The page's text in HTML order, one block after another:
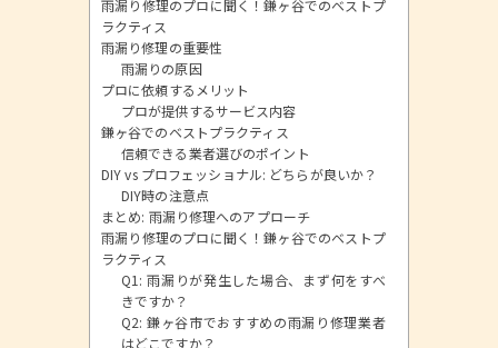
雨漏り修理のプロに聞く！鎌ヶ谷でのベストプ
ラクティス
雨漏り修理の重要性
雨漏りの原因
プロに依頼するメリット
プロが提供するサービス内容
鎌ヶ谷でのベストプラクティス
信頼できる業者選びのポイント
DIY vs プロフェッショナル: どちらが良いか？
DIY時の注意点
まとめ: 雨漏り修理へのアプローチ
雨漏り修理のプロに聞く！鎌ヶ谷でのベストプ
ラクティス
Q1: 雨漏りが発生した場合、まず何をすべ
きですか？
Q2: 鎌ヶ谷市でおすすめの雨漏り修理業者
はどこですか？